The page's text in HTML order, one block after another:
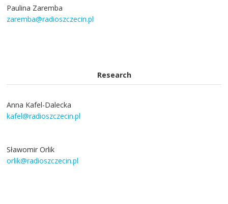
Paulina Zaremba
zaremba@radioszczecin.pl
Research
Anna Kafel-Dalecka
kafel@radioszczecin.pl
Sławomir Orlik
orlik@radioszczecin.pl